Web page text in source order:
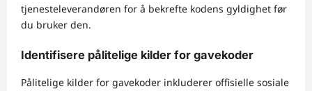
tjenesteleverandøren for å bekrefte kodens gyldighet før
du bruker den.
Identifisere pålitelige kilder for gavekoder
Pålitelige kilder for gavekoder inkluderer offisielle sosiale